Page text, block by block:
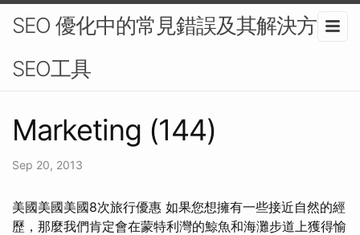
SEO 優化中的常見錯誤及其解決方法-
SEO工具
Marketing (144)
Sep 20, 2013
美國美國美國8次旅行優惠 如果您想擁有一些接近自然的經
歷，那麼我們肯定會在蒙特利灣的鯨魚和海灘步道上獲得愉